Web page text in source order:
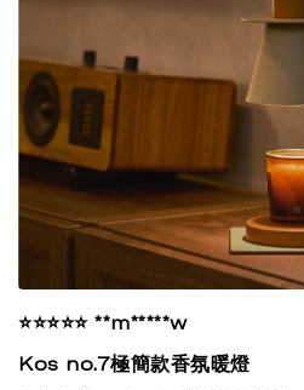
⭐⭐⭐⭐⭐ **m*****w
Kos no.7極簡款香氛暖燈